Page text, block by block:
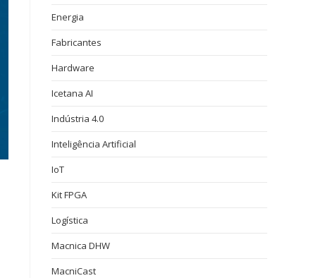
Energia
Fabricantes
Hardware
Icetana AI
Indústria 4.0
Inteligência Artificial
IoT
Kit FPGA
Logística
Macnica DHW
MacniCast